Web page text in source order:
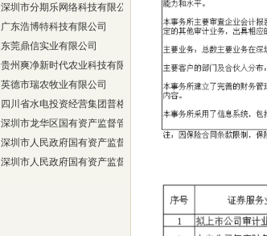
深圳市分期乐网络科技有限公司
广东浩博特科技有限公司
东莞鼎信实业有限公司
贵州爽净新时代农业科技有限责任公司
英德市瑞农牧业有限公司
四川省水电投资经营集团普格电力有限公司
深圳市龙华区国有资产监督管理局
深圳市人民政府国有资产监督管理委员会
深圳市人民政府国有资产监督管理委员会